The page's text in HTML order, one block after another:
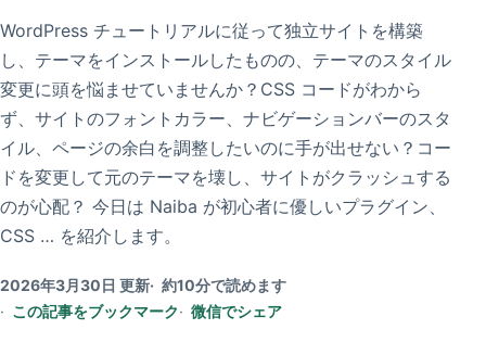
WordPress チュートリアルに従って独立サイトを構築
し、テーマをインストールしたものの、テーマのスタイル
変更に頭を悩ませていませんか？CSS コードがわから
ず、サイトのフォントカラー、ナビゲーションバーのスタ
イル、ページの余白を調整したいのに手が出せない？コー
ドを変更して元のテーマを壊し、サイトがクラッシュする
のが心配？ 今日は Naiba が初心者に優しいプラグイン、
CSS … を紹介します。
2026年3月30日 更新
約10分で読めます
この記事をブックマーク
微信でシェア